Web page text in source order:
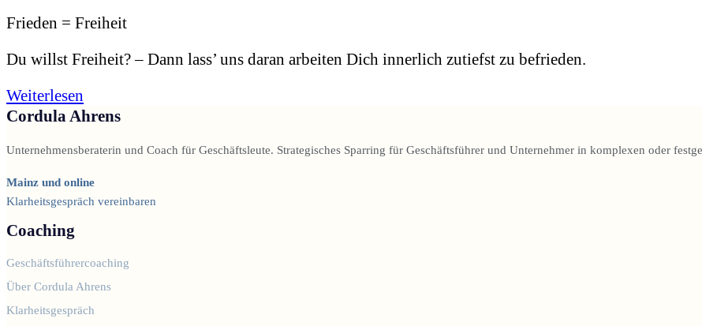
Frieden = Freiheit
Du willst Freiheit? – Dann lass’ uns daran arbeiten Dich innerlich zutiefst zu befrieden.
Weiterlesen
Cordula Ahrens
Unternehmensberaterin und Coach für Geschäftsleute. Strategisches Sparring für Geschäftsführer und Unternehmer in komplexen oder
Mainz und online
Klarheitsgespräch vereinbaren
Coaching
Geschäftsführercoaching
Über Cordula Ahrens
Klarheitsgespräch